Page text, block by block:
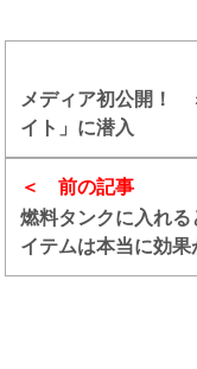
前の記事
燃料タンクに入れ
イテムは本当に効果
メディア初公開！
イト」に潜入